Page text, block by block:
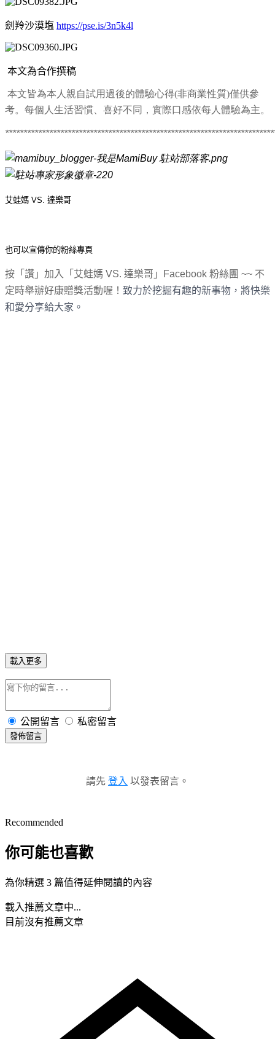
劍羚沙漠塩 https://pse.is/3n5k4l
本文為合作撰稿
本文皆為本人親自試用過後的體驗心得(非商業性質)僅供參
考。每個人生活習慣、喜好不同，實際口感依每人體驗為主。
艾蛙媽 VS. 達樂哥
也可以宣傳你的粉絲專頁
按「讚」加入「艾蛙媽 VS. 達樂哥」 Facebook 粉絲團 ~~ 不
定時舉辦好康贈獎活動喔！ 致力於挖掘有趣的新事物， 將快樂
和愛分享給大家。
載入更多
公開留言 私密留言
發佈留言
請先 登入 以發表留言。
Recommended
你可能也喜歡
為你精選 3 篇值得延伸閱讀的內容
載入推薦文章中...
目前沒有推薦文章